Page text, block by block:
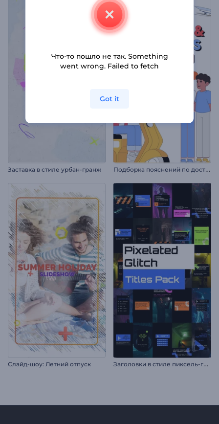
Заставка в стиле урбан-гранж П
одборка пояснений по доставке и логистике
Слайд-шоу: Летний отпуск З
аголовки в стиле пиксель-глитч
Что-то пошло не так. Something
went wrong. Failed to fetch
Got it